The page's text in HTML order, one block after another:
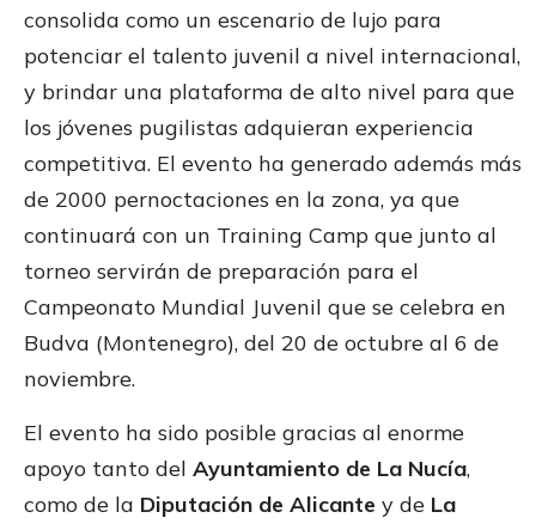
consolida como un escenario de lujo para
potenciar el talento juvenil a nivel internacional,
y brindar una plataforma de alto nivel para que
los jóvenes pugilistas adquieran experiencia
competitiva. El evento ha generado además más
de 2000 pernoctaciones en la zona, ya que
continuará con un Training Camp que junto al
torneo servirán de preparación para el
Campeonato Mundial Juvenil que se celebra en
Budva (Montenegro), del 20 de octubre al 6 de
noviembre.
El evento ha sido posible gracias al enorme
apoyo tanto del Ayuntamiento de La Nucía,
como de la Diputación de Alicante y de La